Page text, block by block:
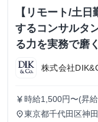
【リモート/土
するコンサルタ
る力を実務で磨
株式会社
currency_yen 時給1,500円〜(昇
place東京都千代田区神